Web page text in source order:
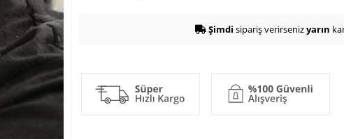
Şimdi sipariş verirsenizyarın